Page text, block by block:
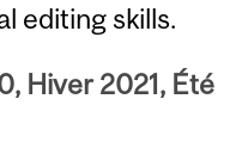
editing skills.
Hiver 2021, Été